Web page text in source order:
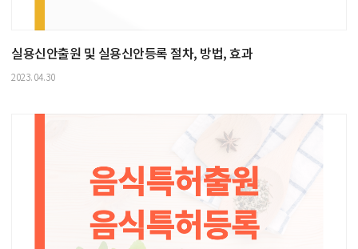
실용신안출원 및 실용신안등록 절차, 방법, 효과
2023.04.30